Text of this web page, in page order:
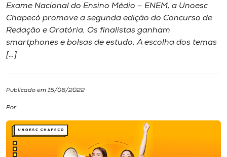
I.nova
Diplomados
Biblioteca
Exame Nacional do Ensino Médio – ENEM, a Unoesc
Chapecó promove a segunda edição do Concurso de
Redação e Oratória. Os finalistas ganham
smartphones e bolsas de estudo. A escolha dos temas
[…]
Publicado em 15/06/2022
Por